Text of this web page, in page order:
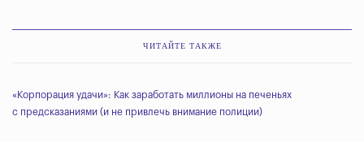
ЧИТАЙТЕ ТАКЖЕ
«Корпорация удачи»: Как заработать миллионы на печеньях
с предсказаниями (и не привлечь внимание полиции)